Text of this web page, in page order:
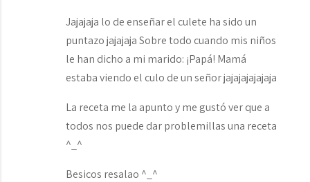
Jajajaja lo de enseñar el culete ha sido un
puntazo jajajaja Sobre todo cuando mis niños
le han dicho a mi marido: ¡Papá! Mamá
estaba viendo el culo de un señor jajajajajajaja
La receta me la apunto y me gustó ver que a
todos nos puede dar problemillas una receta
^_^
Besicos resalao ^_^